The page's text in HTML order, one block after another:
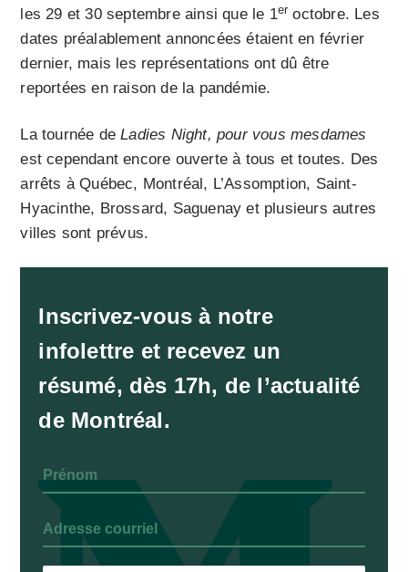
les 29 et 30 septembre ainsi que le 1er octobre. Les
dates préalablement annoncées étaient en février
dernier, mais les représentations ont dû être
reportées en raison de la pandémie.
La tournée deLadies Night, pour vous mesdames
est cependant encore ouverte à tous et toutes. Des
arrêts à Québec, Montréal, L’Assomption, Saint-
Hyacinthe, Brossard, Saguenay et plusieurs autres
villes sont prévus.
Inscrivez-vous à notre
infolettre et recevez un
résumé, dès 17h, de l’actualité
de Montréal.